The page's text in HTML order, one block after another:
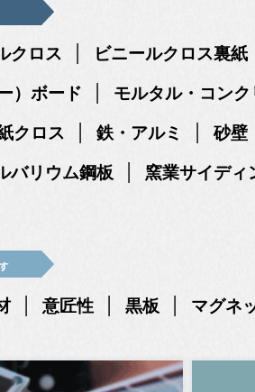
クロス | ビニールクロス裏紙
）ボード | モルタル・コンク
クロス | 鉄・アルミ | 砂壁
バリウム鋼板 | 窯業サイディ
| 意匠性 | 黒板 | マグネ